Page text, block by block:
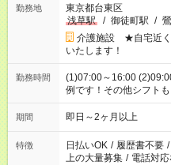
勤務地
東京都台東区
浅草駅
/ 御徒町駅 /
介護施設 ★自宅近く
いたします！
勤務時間
(1)07:00～16:00 (2)09:00～
例です！その他シフト
期間 即日～2ヶ月以上
特徴 日払いOK / 履歴書不要 /
上の大量募集 / 電話対応